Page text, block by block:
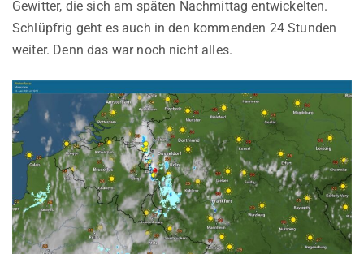
Gewitter, die sich am späten Nachmittag entwickelten.
Schlüpfrig geht es auch in den kommenden 24 Stunden
weiter. Denn das war noch nicht alles.